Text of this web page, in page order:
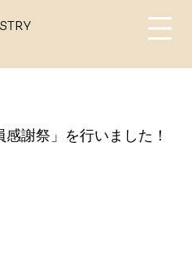
謝祭」を行いました！